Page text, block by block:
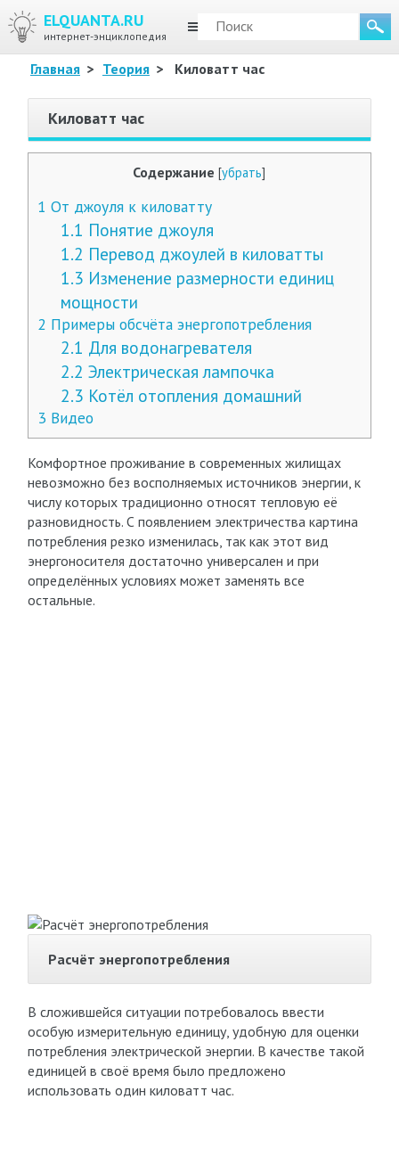
ELQUANTA.RU
интернет-энциклопедия
МЕНЮ
Главная > Теория > Киловатт час
Киловатт час
Содержание [убрать]
1 От джоуля к киловатту
1.1 Понятие джоуля
1.2 Перевод джоулей в киловатты
1.3 Изменение размерности единиц
мощности
2 Примеры обсчёта энергопотребления
2.1 Для водонагревателя
2.2 Электрическая лампочка
2.3 Котёл отопления домашний
3 Видео
Комфортное проживание в современных жилищах
невозможно без восполняемых источников энергии, к
числу которых традиционно относят тепловую её
разновидность. С появлением электричества картина
потребления резко изменилась, так как этот вид
энергоносителя достаточно универсален и при
определённых условиях может заменять все
остальные.
Расчёт энергопотребления
В сложившейся ситуации потребовалось ввести
особую измерительную единицу, удобную для оценки
потребления электрической энергии. В качестве такой
единицей в своё время было предложено
использовать один киловатт час.